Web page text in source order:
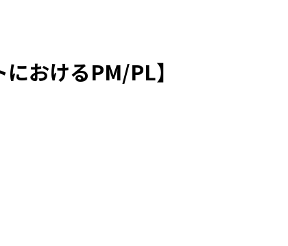
おけるPM/PL】